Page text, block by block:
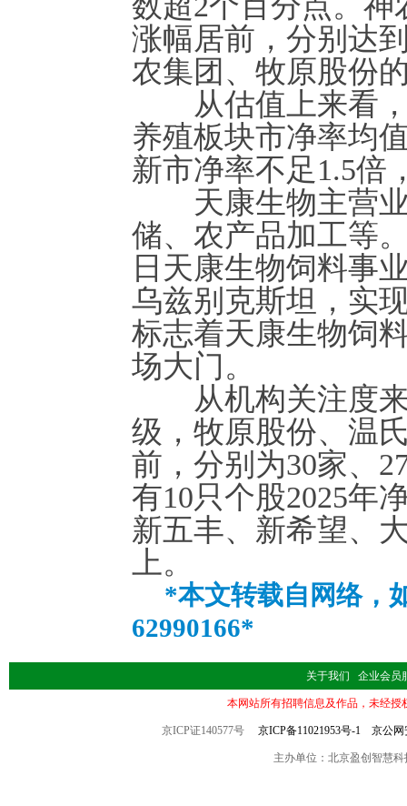
涨幅居前，分别达
农集团、牧原股份
从估值上来看，
养殖板块市净率均
新市净率不足1.5倍
天康生物主营业
储、农产品加工等
日天康生物饲料事
乌兹别克斯坦，实
标志着天康生物饲
场大门。
从机构关注度来
级，牧原股份、温
前，分别为30家、
有10只个股2025年
新五丰、新希望、
上。
*本文转载自网络，
62990166*
关于我们 企业会员
本网站所有招聘信息及作品，未经
京ICP证140577号 京ICP备11021953号-1 京公网
主办单位：北京盈创智慧